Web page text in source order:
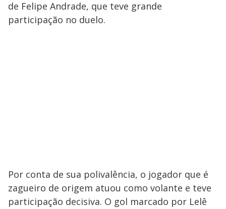
de Felipe Andrade, que teve grande
participação no duelo.
Por conta de sua polivalência, o jogador que é
zagueiro de origem atuou como volante e teve
participação decisiva. O gol marcado por Lelê